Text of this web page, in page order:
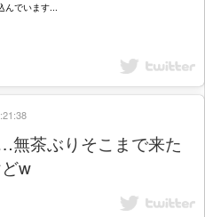
んでいます...
茶ぶりそこまで来た
w